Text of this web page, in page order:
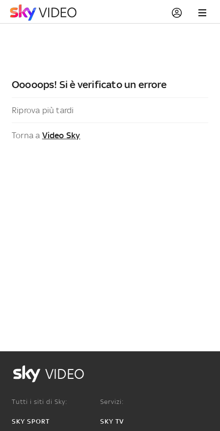
Ooooops! Si è verificato un errore
Riprova più tardi
Torna a Video Sky
VIDEO
Tutti i siti di Sky:
SKY SPORT
Servizi:
SKY TV